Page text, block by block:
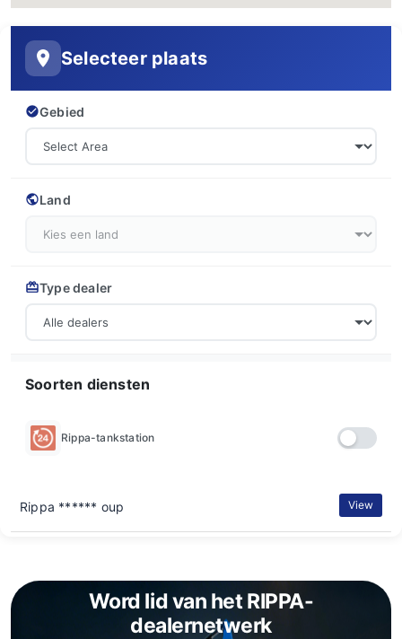
Selecteer plaats
Gebied
Land
Type dealer
Soorten diensten
Rippa-tankstation
Rippa ****** oup View
Word lid van het RIPPA-
dealernetwerk